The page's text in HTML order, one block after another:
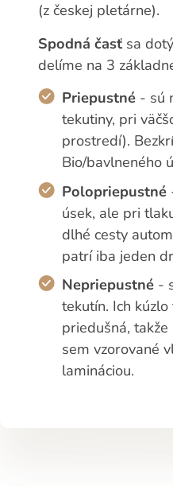
(z českej pletárne).
Spodná časť sa
delíme na 3
Priepustné - sú
tekutiny, pri
prostredí).
Bio/bavlneného
Polopriepustné
úsek, ale pri
dlhé cesty
patrí iba jeden
Nepriepustné -
tekutín. Ich
priedušná,
sem vzorované
lamináciou.